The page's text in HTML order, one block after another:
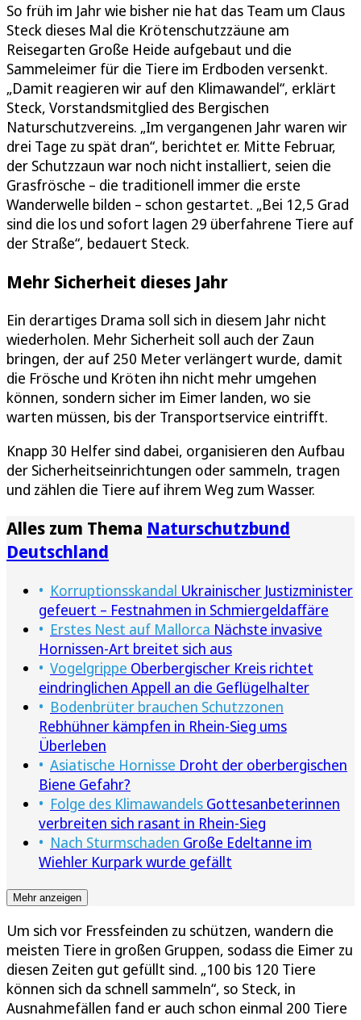
So früh im Jahr wie bisher nie hat das Team um Claus
Steck dieses Mal die Krötenschutzzäune am
Reisegarten Große Heide aufgebaut und die
Sammeleimer für die Tiere im Erdboden versenkt.
„Damit reagieren wir auf den Klimawandel“, erklärt
Steck, Vorstandsmitglied des Bergischen
Naturschutzvereins. „Im vergangenen Jahr waren wir
drei Tage zu spät dran“, berichtet er. Mitte Februar,
der Schutzzaun war noch nicht installiert, seien die
Grasfrösche – die traditionell immer die erste
Wanderwelle bilden – schon gestartet. „Bei 12,5 Grad
sind die los und sofort lagen 29 überfahrene Tiere auf
der Straße“, bedauert Steck.
Mehr Sicherheit dieses Jahr
Ein derartiges Drama soll sich in diesem Jahr nicht
wiederholen. Mehr Sicherheit soll auch der Zaun
bringen, der auf 250 Meter verlängert wurde, damit
die Frösche und Kröten ihn nicht mehr umgehen
können, sondern sicher im Eimer landen, wo sie
warten müssen, bis der Transportservice eintrifft.
Knapp 30 Helfer sind dabei, organisieren den Aufbau
der Sicherheitseinrichtungen oder sammeln, tragen
und zählen die Tiere auf ihrem Weg zum Wasser.
Alles zum Thema Naturschutzbund
Deutschland
Korruptionsskandal Ukrainischer Justizminister
gefeuert – Festnahmen in Schmiergeldaffäre
Erstes Nest auf Mallorca Nächste invasive
Hornissen-Art breitet sich aus
Vogelgrippe Oberbergischer Kreis richtet
eindringlichen Appell an die Geflügelhalter
Bodenbrüter brauchen Schutzzonen
Rebhühner kämpfen in Rhein-Sieg ums
Überleben
Asiatische Hornisse Droht der oberbergischen
Biene Gefahr?
Folge des Klimawandels Gottesanbeterinnen
verbreiten sich rasant in Rhein-Sieg
Nach Sturmschaden Große Edeltanne im
Wiehler Kurpark wurde gefällt
Mehr anzeigen
Um sich vor Fressfeinden zu schützen, wandern die
meisten Tiere in großen Gruppen, sodass die Eimer zu
diesen Zeiten gut gefüllt sind. „100 bis 120 Tiere
können sich da schnell sammeln“, so Steck, in
Ausnahmefällen fand er auch schon einmal 200 Tiere